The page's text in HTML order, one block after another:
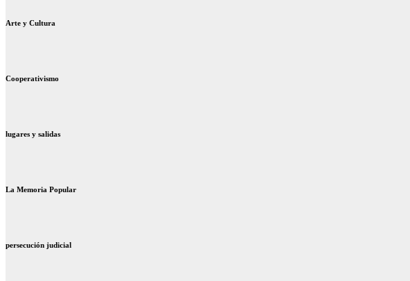
Arte y Cultura
Cooperativismo
lugares y salidas
La Memoria Popular
persecución judicial